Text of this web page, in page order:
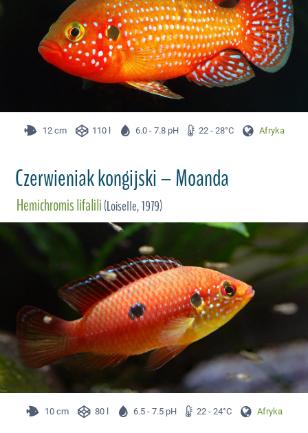
12 cm 110 l 6.0 - 7.8 pH 22 - 28°C Afryka
Czerwieniak kongijski – Moanda
Hemichromis lifalili(Loiselle, 1979)
10 cm 80 l 6.5 - 7.5 pH 22 - 24°C Afryka